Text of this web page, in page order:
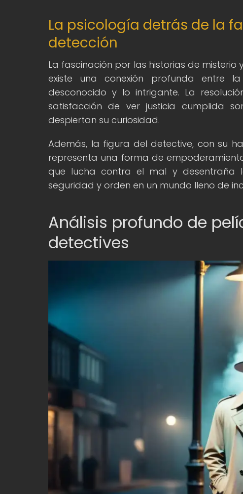
La psicología detrás de la
detección
La fascinación por las historias de
existe una conexión profunda entre
desconocido y lo intrigante. La
satisfacción de ver justicia cumplida
despiertan su curiosidad.
Además, la figura del detective, con su
representa una forma de
que lucha contra el mal y desentraña
seguridad y orden en un mundo lleno de
Análisis profundo de
detectives